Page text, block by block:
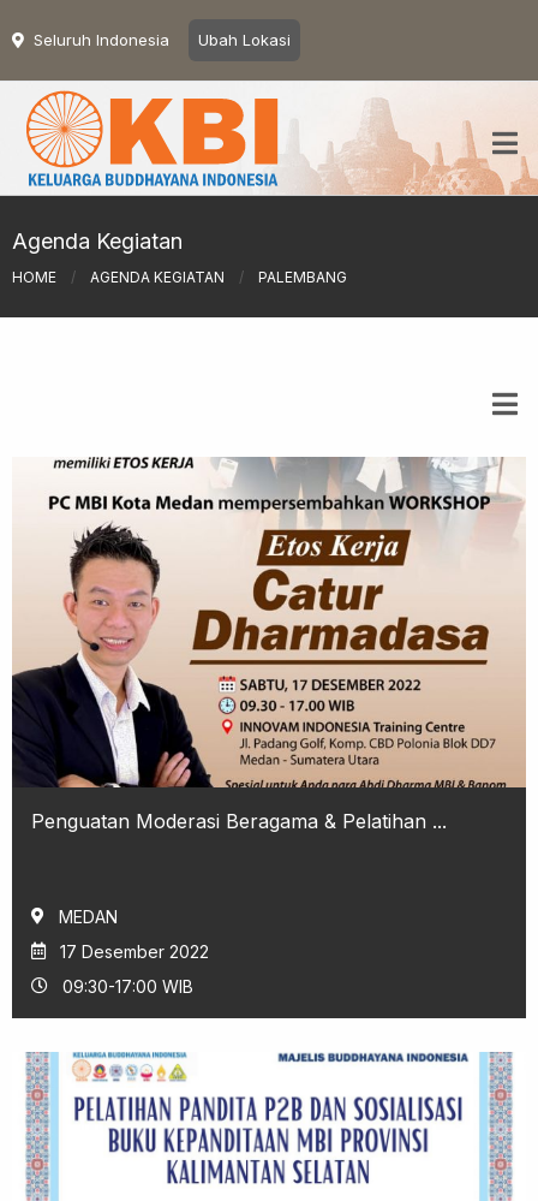
Seluruh Indonesia Ubah Lokasi
Agenda Kegiatan
HOME / AGENDA KEGIATAN / PALEMBANG
Penguatan Moderasi Beragama & Pelatihan ...
MEDAN
17 Desember 2022
09:30-17:00 WIB